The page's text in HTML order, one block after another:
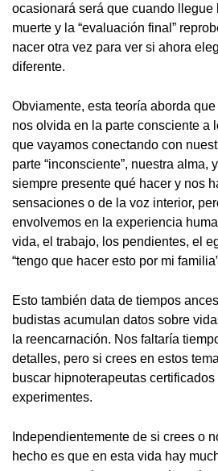
ocasionará será que cuando llegue
muerte y la “evaluación final”
nacer otra vez para ver si ahora
diferente.
Obviamente, esta teoría aborda
nos olvida en la parte consciente a
que vayamos conectando con
parte “inconsciente”, nuestra alma,
siempre presente qué hacer y nos
sensaciones o de la voz interior,
envolvemos en la experiencia
vida, el trabajo, los pendientes, el
“tengo que hacer esto por mi
Esto también data de tiempos
budistas acumulan datos sobre
la reencarnación. Nos faltaría
detalles, pero si crees en estos
buscar hipnoterapeutas
experimentes.
Independientemente de si crees o
hecho es que en esta vida hay